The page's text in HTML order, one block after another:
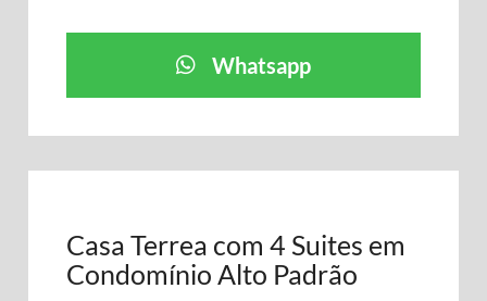
Whatsapp
Casa Terrea com 4 Suites em
Condomínio Alto Padrão